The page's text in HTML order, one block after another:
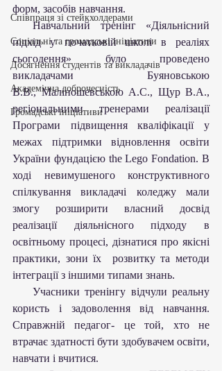
Співпраця зі стейкхолдерами
Соціальні та громадські ініціативи
Досягнення студентів та викладачів
Академічна доброчесність
Громадські ініціативи
форм, засобів навчання.
підхід у початковій школі в реаліях
сьогодення» було проведено
викладачами Буяновською
В.В., Маліношевською А.С., Щур В.А.,
регіональними тренерами реалізації
Програми підвищення кваліфікації у
межах підтримки відновлення освіти
України фундацією the Lego Fondation. В
ході невимушеного конструктивного
спілкування викладачі коледжу мали
змогу розширити власний досвід
реалізації діяльнісного підходу в
освітньому процесі, дізнатися про якісні
практики, зони їх  розвитку та методи
інтеграції з іншими типами знань.
    Учасники тренінгу відчули реальну
користь і задоволення від навчання.
Справжній педагог- це той, хто не
втрачає здатності бути здобувачем освіти,
навчати і вчитися.